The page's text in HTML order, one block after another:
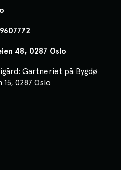
48, 0287 Oslo
Gartneriet på Bygdø
0287 Oslo